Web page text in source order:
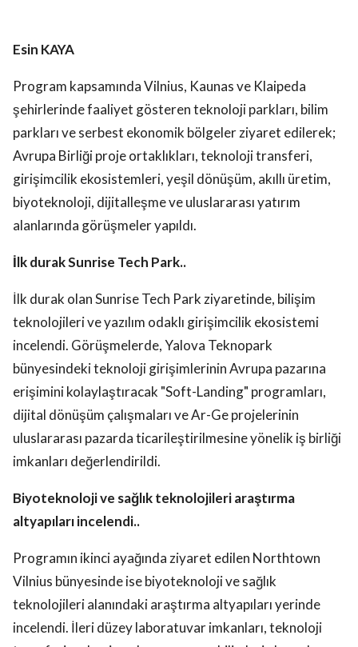
Esin KAYA
Program kapsamında Vilnius, Kaunas ve Klaipeda
şehirlerinde faaliyet gösteren teknoloji parkları, bilim
parkları ve serbest ekonomik bölgeler ziyaret edilerek;
Avrupa Birliği proje ortaklıkları, teknoloji transferi,
girişimcilik ekosistemleri, yeşil dönüşüm, akıllı üretim,
biyoteknoloji, dijitalleşme ve uluslararası yatırım
alanlarında görüşmeler yapıldı.
İlk durak Sunrise Tech Park..
İlk durak olan Sunrise Tech Park ziyaretinde, bilişim
teknolojileri ve yazılım odaklı girişimcilik ekosistemi
incelendi. Görüşmelerde, Yalova Teknopark
bünyesindeki teknoloji girişimlerinin Avrupa pazarına
erişimini kolaylaştıracak "Soft-Landing" programları,
dijital dönüşüm çalışmaları ve Ar-Ge projelerinin
uluslararası pazarda ticarileştirilmesine yönelik iş birliği
imkanları değerlendirildi.
Biyoteknoloji ve sağlık teknolojileri araştırma
altyapıları incelendi..
Programın ikinci ayağında ziyaret edilen Northtown
Vilnius bünyesinde ise biyoteknoloji ve sağlık
teknolojileri alanındaki araştırma altyapıları yerinde
incelendi. İleri düzey laboratuvar imkanları, teknoloji